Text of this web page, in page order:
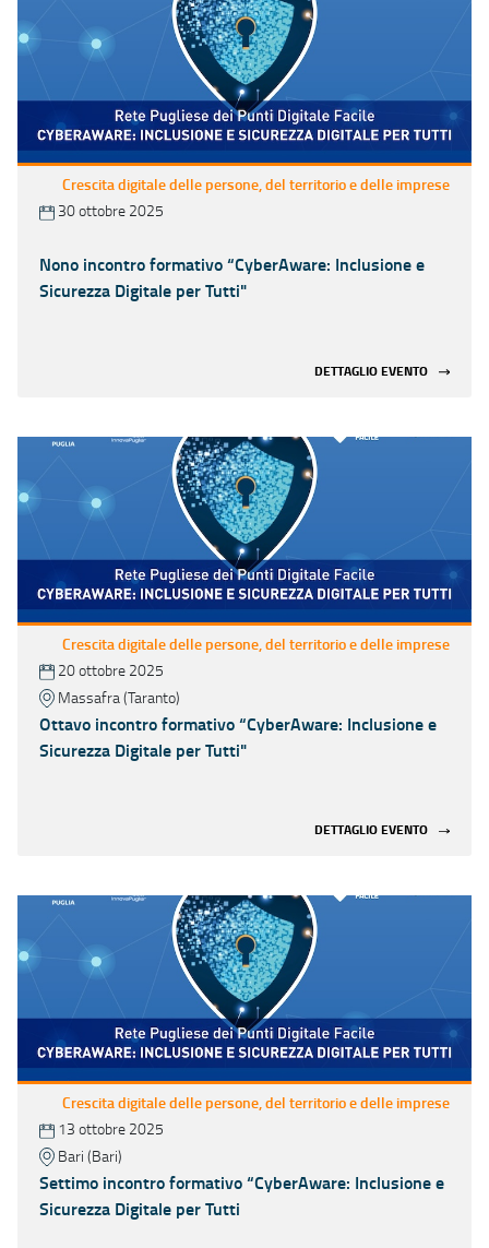
Crescita digitale delle persone, del territorio e delle imprese
30 ottobre 2025
Nono incontro formativo “CyberAware: Inclusione e
Sicurezza Digitale per Tutti"
DETTAGLIO EVENTO
Crescita digitale delle persone, del territorio e delle imprese
20 ottobre 2025
Massafra (Taranto)
Ottavo incontro formativo “CyberAware: Inclusione e
Sicurezza Digitale per Tutti"
DETTAGLIO EVENTO
Crescita digitale delle persone, del territorio e delle imprese
13 ottobre 2025
Bari (Bari)
Settimo incontro formativo “CyberAware: Inclusione e
Sicurezza Digitale per Tutti